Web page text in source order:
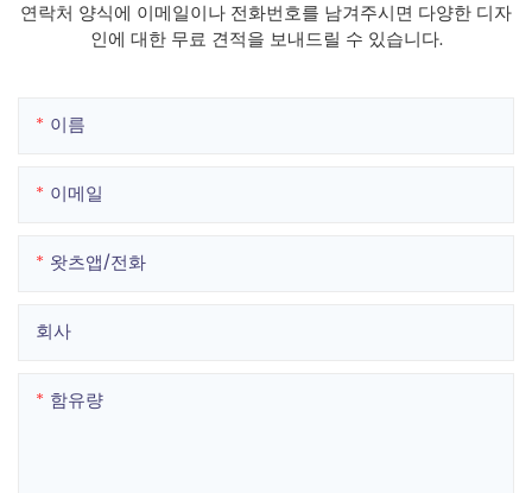
연락처 양식에 이메일이나 전화번호를 남겨주시면 다양한 디자
인에 대한 무료 견적을 보내드릴 수 있습니다.
이름
이메일
왓츠앱/전화
회사
함유량